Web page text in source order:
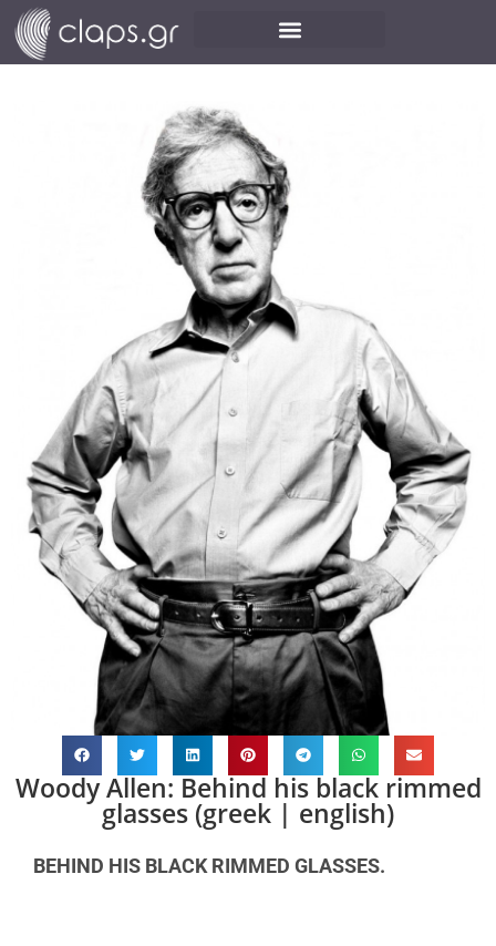
Woody Allen: Behind his black rimmed
glasses (greek | english)
BEHIND HIS BLACK RIMMED GLASSES.